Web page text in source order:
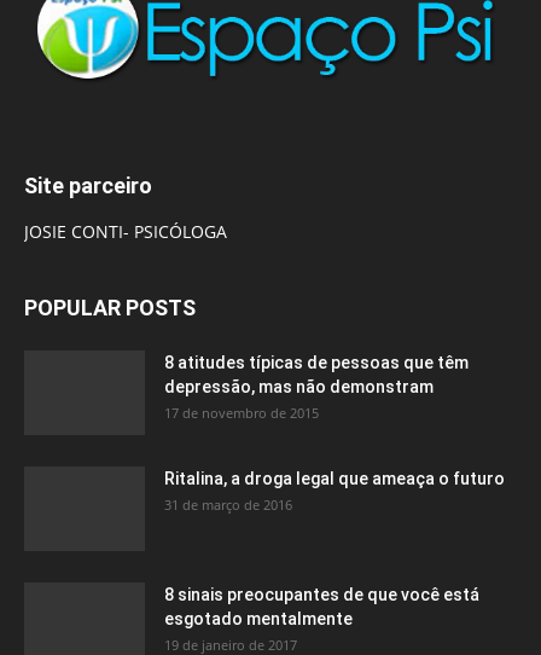
Site parceiro
JOSIE CONTI- PSICÓLOGA
POPULAR POSTS
8 atitudes típicas de pessoas que têm
depressão, mas não demonstram
17 de novembro de 2015
Ritalina, a droga legal que ameaça o futuro
31 de março de 2016
8 sinais preocupantes de que você está
esgotado mentalmente
19 de janeiro de 2017